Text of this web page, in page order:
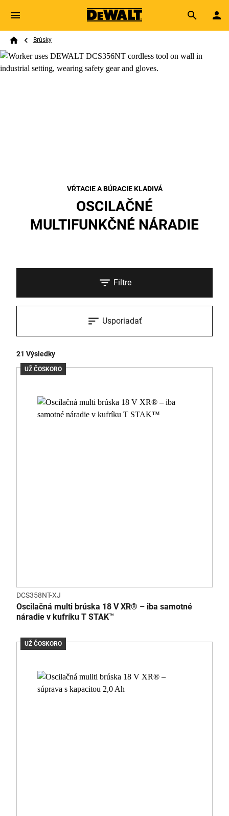
Skip to main content
Search
Breadcrumb
Brúsky
VŔTACIE A BÚRACIE KLADIVÁ
OSCILAČNÉ
MULTIFUNKČNÉ NÁRADIE
Filtre
21 Výsledky
Usporiadať
UŽ ČOSKORO
DCS358NT-XJ
Oscilačná multi brúska 18 V XR® – iba samotné
náradie v kufríku T STAK™
UŽ ČOSKORO